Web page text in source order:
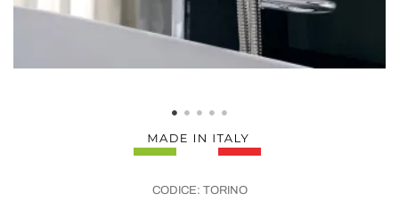
CODICE: TORINO